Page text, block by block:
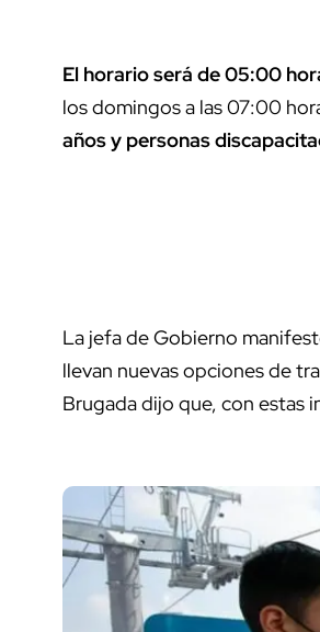
El horario será de 05:00
los domingos a las 07:00
años y personas
La jefa de Gobierno
llevan nuevas opciones de
Brugada dijo que, con estas